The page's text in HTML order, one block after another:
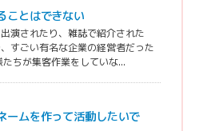
ことはできない
演されたり、雑誌で紹介された
すごい有名な企業の経営者だった
ちが集客作業をしていな...
ームを作って活動したいで